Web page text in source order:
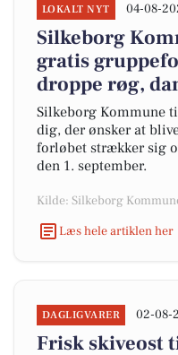
LOKALT NYT 04-08-
Silkeborg
gratis
droppe røg,
Silkeborg Kommune
dig, der ønsker at
forløbet strækker sig
den 1. september.
Kilde: Silkeborg
Læs hele artiklen her
DAGLIGVARER 02-08-
Frisk skiveost